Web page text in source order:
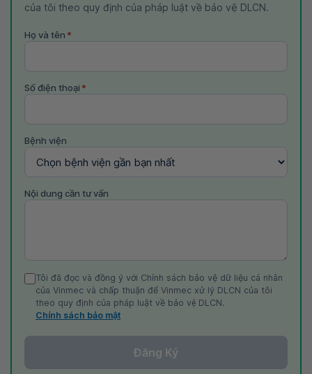
của tôi theo quy định của pháp luật về bảo vệ DLCN.
Họ và tên *
Số điện thoại *
Bệnh viện
Nội dung cần tư vấn
Tôi đã đọc và đồng ý với Chính sách bảo vệ dữ liệu cá nhân
của Vinmec và chấp thuận để Vinmec xử lý DLCN của tôi
theo quy định của pháp luật về bảo vệ DLCN.
Chính sách bảo mật
Đăng Ký